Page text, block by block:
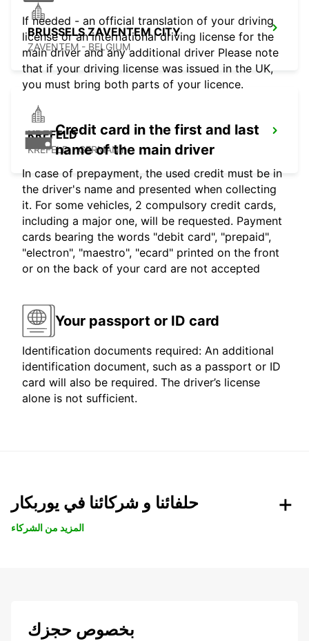
BRUSSELS ZAVENTEM CITY
ZAVENTEM - BELGIUM
KREFELD
KREFELD - GERMANY
If needed - an official translation of your driving
license or an international driving license for the
main driver and any additional driver Please note
that if your driving license was issued in the UK,
you must bring both parts of your licence.
Credit card in the first and last
name of the main driver
In case of prepayment, the used credit must be in
the driver's name and presented when collecting
it. For some vehicles, 2 compulsory credit cards,
including a major one, will be requested. Payment
cards bearing the words "debit card", "prepaid",
"electron", "maestro", "ecard" printed on the front
or on the back of your card are not accepted
Your passport or ID card
Identification documents required: An additional
identification document, such as a passport or ID
card will also be required. The driver’s license
alone is not sufficient.
حلفائنا و شركائنا في يوربكار
المزيد من الشركاء
بخصوص حجزك